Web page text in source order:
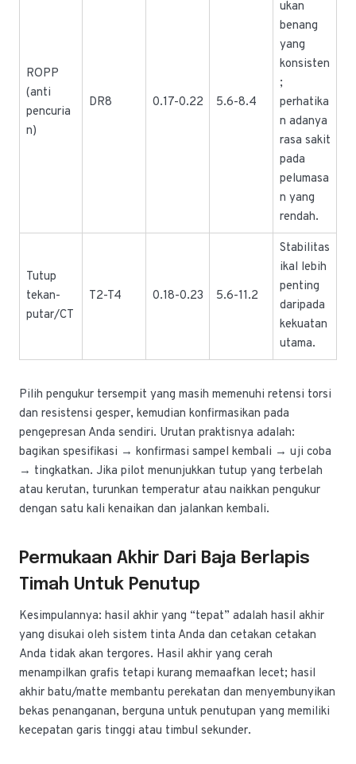
ROPP
(anti
pencuria
n)
DR8 0.17-0.22 5.6-8.4
ukan
benang
yang
konsisten
;
perhatika
n adanya
rasa sakit
pada
pelumasa
n yang
rendah.
Tutup
tekan-
putar/CT
T2-T4 0.18-0.23 5.6-11.2
Stabilitas
ikal lebih
penting
daripada
kekuatan
utama.
Pilih pengukur tersempit yang masih memenuhi retensi torsi
dan resistensi gesper, kemudian konfirmasikan pada
pengepresan Anda sendiri. Urutan praktisnya adalah:
bagikan spesifikasi → konfirmasi sampel kembali → uji coba
→ tingkatkan. Jika pilot menunjukkan tutup yang terbelah
atau kerutan, turunkan temperatur atau naikkan pengukur
dengan satu kali kenaikan dan jalankan kembali.
Permukaan Akhir Dari Baja Berlapis
Timah Untuk Penutup
Kesimpulannya: hasil akhir yang “tepat” adalah hasil akhir
yang disukai oleh sistem tinta Anda dan cetakan cetakan
Anda tidak akan tergores. Hasil akhir yang cerah
menampilkan grafis tetapi kurang memaafkan lecet; hasil
akhir batu/matte membantu perekatan dan menyembunyikan
bekas penanganan, berguna untuk penutupan yang memiliki
kecepatan garis tinggi atau timbul sekunder.